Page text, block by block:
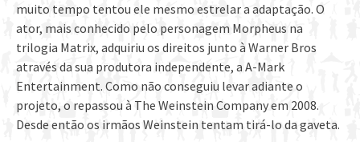
muito tempo tentou ele mesmo estrelar a adaptação. O
ator, mais conhecido pelo personagem Morpheus na
trilogia Matrix, adquiriu os direitos junto à Warner Bros
através da sua produtora independente, a A-Mark
Entertainment. Como não conseguiu levar adiante o
projeto, o repassou à The Weinstein Company em 2008.
Desde então os irmãos Weinstein tentam tirá-lo da gaveta.